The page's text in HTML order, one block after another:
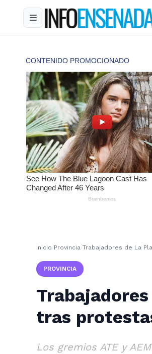
Inicio ›Provincia›Trabajadores de La
PROVINCIA
tras
Los gremios ATE y